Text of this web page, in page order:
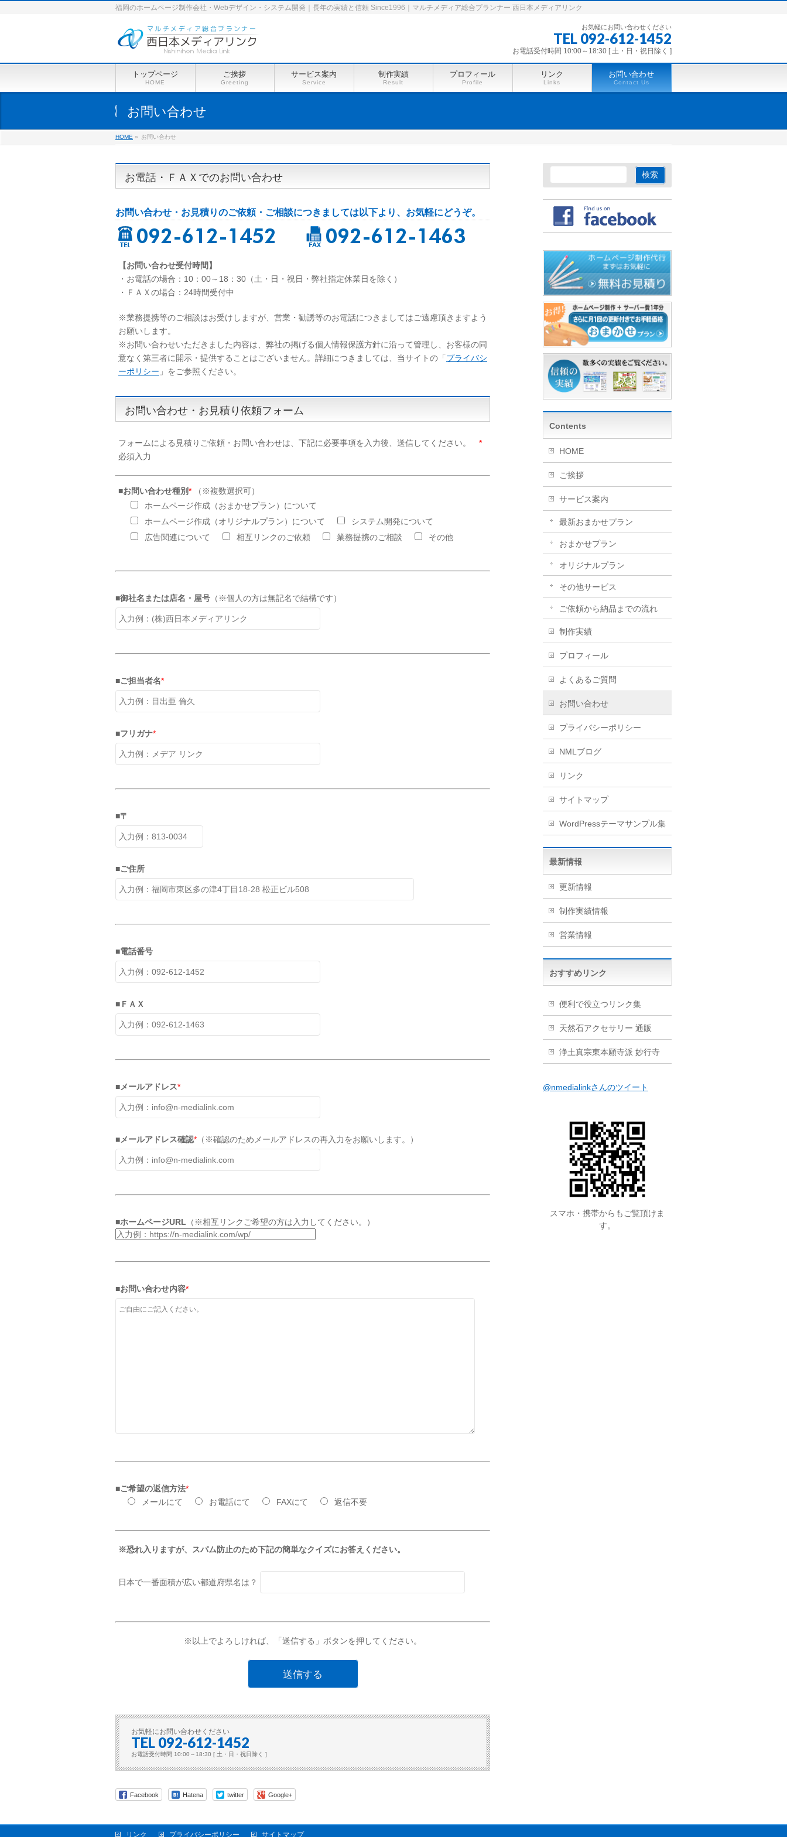
福岡のホームページ制作会社・Webデザイン・システム開発｜長年の実績と信頼 Since1996｜マルチメディア総合プランナー 西日本メディアリンク
お気軽にお問い合わせください
TEL 092-612-1452
お電話受付時間 10:00～18:30 [ 土・日・祝日除く ]
トップページ
HOME
ご挨拶
Greeting
サービス案内
Service
制作実績
Result
プロフィール
Profile
リンク
Links
お問い合わせ
Contact Us
お問い合わせ
HOME » お問い合わせ
お電話・ＦＡＸでのお問い合わせ
お問い合わせ・お見積りのご依頼・ご相談につきましては以下より、お気軽にどうぞ。
【お問い合わせ受付時間】
・お電話の場合：10：00～18：30（土・日・祝日・弊社指定休業日を除く）
・ＦＡＸの場合：24時間受付中
※業務提携等のご相談はお受けしますが、営業・勧誘等のお電話につきましてはご遠慮頂きますよう
お願いします。
※お問い合わせいただきました内容は、弊社の掲げる個人情報保護方針に沿って管理し、お客様の同
意なく第三者に開示・提供することはございません。詳細につきましては、当サイトの「 プライバシ
ーポリシー 」をご参照ください。
お問い合わせ・お見積り依頼フォーム
フォームによる見積りご依頼・お問い合わせは、下記に必要事項を入力後、送信してください。 *
必須入力
■お問い合わせ種別* （※複数選択可）
ホームページ作成（おまかせプラン）について
ホームページ作成（オリジナルプラン）について
システム開発について
広告関連について
相互リンクのご依頼 業務提携のご相談 その他
■御社名または店名・屋号 （※個人の方は無記名で結構です）
■ご担当者名*
■フリガナ*
■〒
■ご住所
■電話番号
■ＦＡＸ
■メールアドレス*
■メールアドレス確認* （※確認のためメールアドレスの再入力をお願いします。）
■ホームページURL （※相互リンクご希望の方は入力してください。）
■お問い合わせ内容*
■ご希望の返信方法*
メールにて
お電話にて FAXにて 返信不要
※恐れ入りますが、スパム防止のため下記の簡単なクイズにお答えください。
日本で一番面積が広い都道府県名は？
※以上でよろしければ、「送信する」ボタンを押してください。
お気軽にお問い合わせください
TEL 092-612-1452
お電話受付時間 10:00～18:30 [ 土・日・祝日除く ]
Facebook Hatena twitter Google+
Contents
HOME
ご挨拶
サービス案内
最新おまかせプラン
おまかせプラン
オリジナルプラン
その他サービス
ご依頼から納品までの流れ
制作実績
プロフィール
よくあるご質問
お問い合わせ
プライバシーポリシー
NMLブログ
リンク
サイトマップ
WordPressテーマサンプル集
最新情報
更新情報
制作実績情報
営業情報
おすすめリンク
便利で役立つリンク集
天然石アクセサリー 通販
浄土真宗東本願寺派 妙行寺
@nmedialinkさんのツイート
スマホ・携帯からもご覧頂けま
す。
リンク プライバシーポリシー サイトマップ